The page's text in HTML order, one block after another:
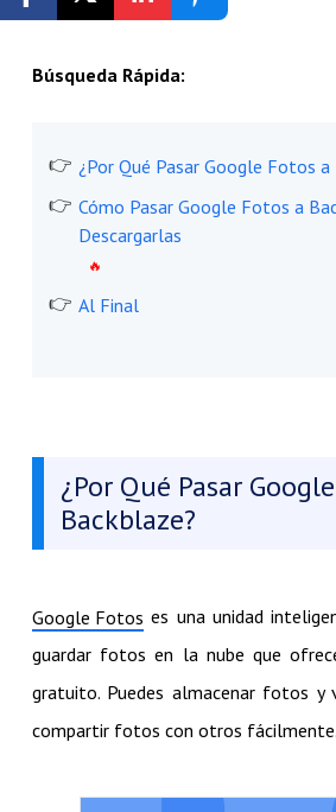
Empezar Gratis
Búsqueda Rápida:
¿Por Qué Pasar Google Fotos a
Cómo Pasar Google Fotos a
Descargarlas
Al Final
¿Por Qué Pasar
Backblaze?
Google Fotos es una unidad
guardar fotos en la nube que
gratuito. Puedes almacenar fotos y
compartir fotos con otros fácilmente.